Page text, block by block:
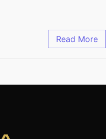
Read More